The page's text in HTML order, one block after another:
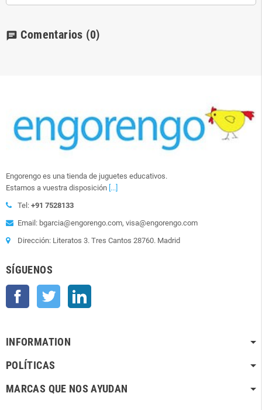
chat Comentarios (0)
Engorengo es una tienda de juguetes educativos.
Estamos a vuestra disposición [...]
Tel: +91 7528133
Email: bgarcia@engorengo.com, visa@engorengo.com
Dirección: Literatos 3. Tres Cantos 28760. Madrid
SÍGUENOS
Facebook Twitter
INFORMATION
POLÍTICAS
MARCAS QUE NOS AYUDAN